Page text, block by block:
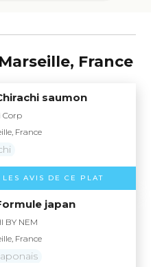
France
saumon
Corp
France
LES AVIS DE CE PLAT
japan
BY NEM
France